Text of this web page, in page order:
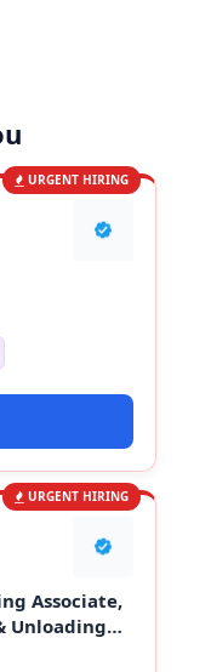
URGENT HIRING
URGENT HIRING
Associate,
Unloading